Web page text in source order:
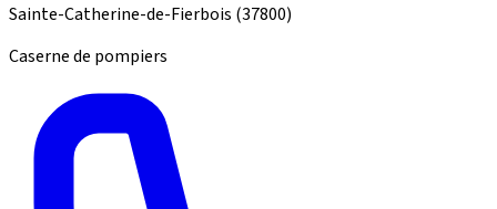
Sainte-Catherine-de-Fierbois (37800)
Caserne de pompiers